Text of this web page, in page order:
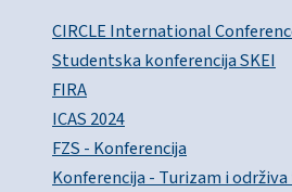
CIRCLE International
Studentska konferencija SKEI
FIRA
ICAS 2024
FZS - Konferencija
Konferencija - Turizam i